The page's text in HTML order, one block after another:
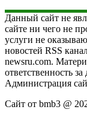
Данный сайт не
сайте ни чего не
услуги не
новостей RSS
newsru.com.
ответственность
Администрация
Сайт от bmb3 @